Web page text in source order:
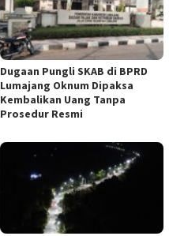
Dugaan Pungli SKAB di BPRD
Lumajang Oknum Dipaksa
Kembalikan Uang Tanpa
Prosedur Resmi